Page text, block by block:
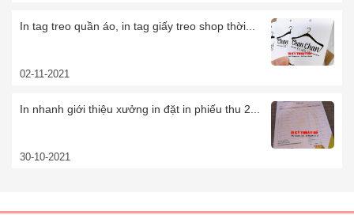
In tag treo quần áo, in tag giấy treo shop thời...
02-11-2021
In nhanh giới thiệu xưởng in đặt in phiếu thu 2...
30-10-2021